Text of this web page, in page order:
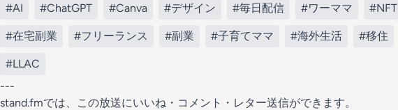
#AI #ChatGPT #Canva #デザイン #毎日配信 #ワーママ #NFT
#在宅副業 #フリーランス #副業 #子育てママ #海外生活 #移住
#LLAC
---
stand.fmでは、この放送にいいね・コメント・レター送信ができます。